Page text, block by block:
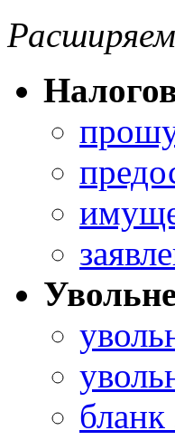
бланк